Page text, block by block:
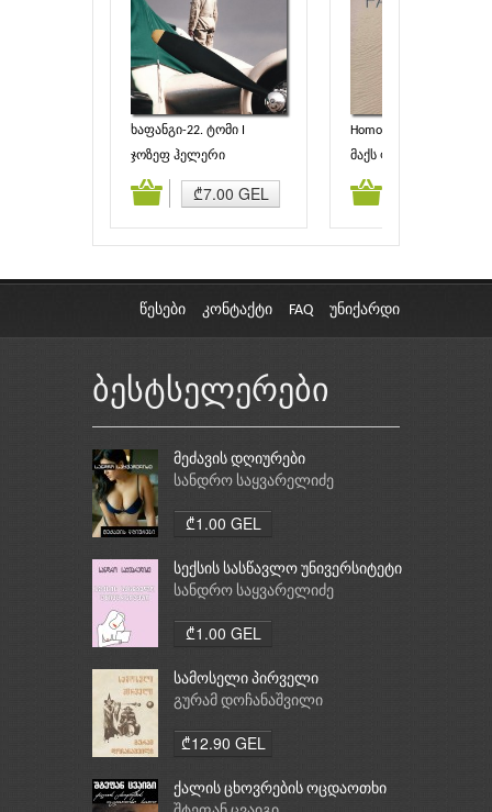
ხაფანგი-22. ტომი I
ჯოზეფ ჰელერი
₾7.00 GEL
Homo Faber
მაქს ფრიში
კალათაში დამატება კალათაში
წესები კონტაქტი FAQ უნიქარდი
ბესტსელერები
მეძავის დღიურები
სანდრო საყვარელიძე
₾1.00 GEL
სექსის სასწავლო უნივერსიტეტი
სანდრო საყვარელიძე
₾1.00 GEL
სამოსელი პირველი
გურამ დოჩანაშვილი
₾12.90 GEL
ქალის ცხოვრების ოცდაოთხი